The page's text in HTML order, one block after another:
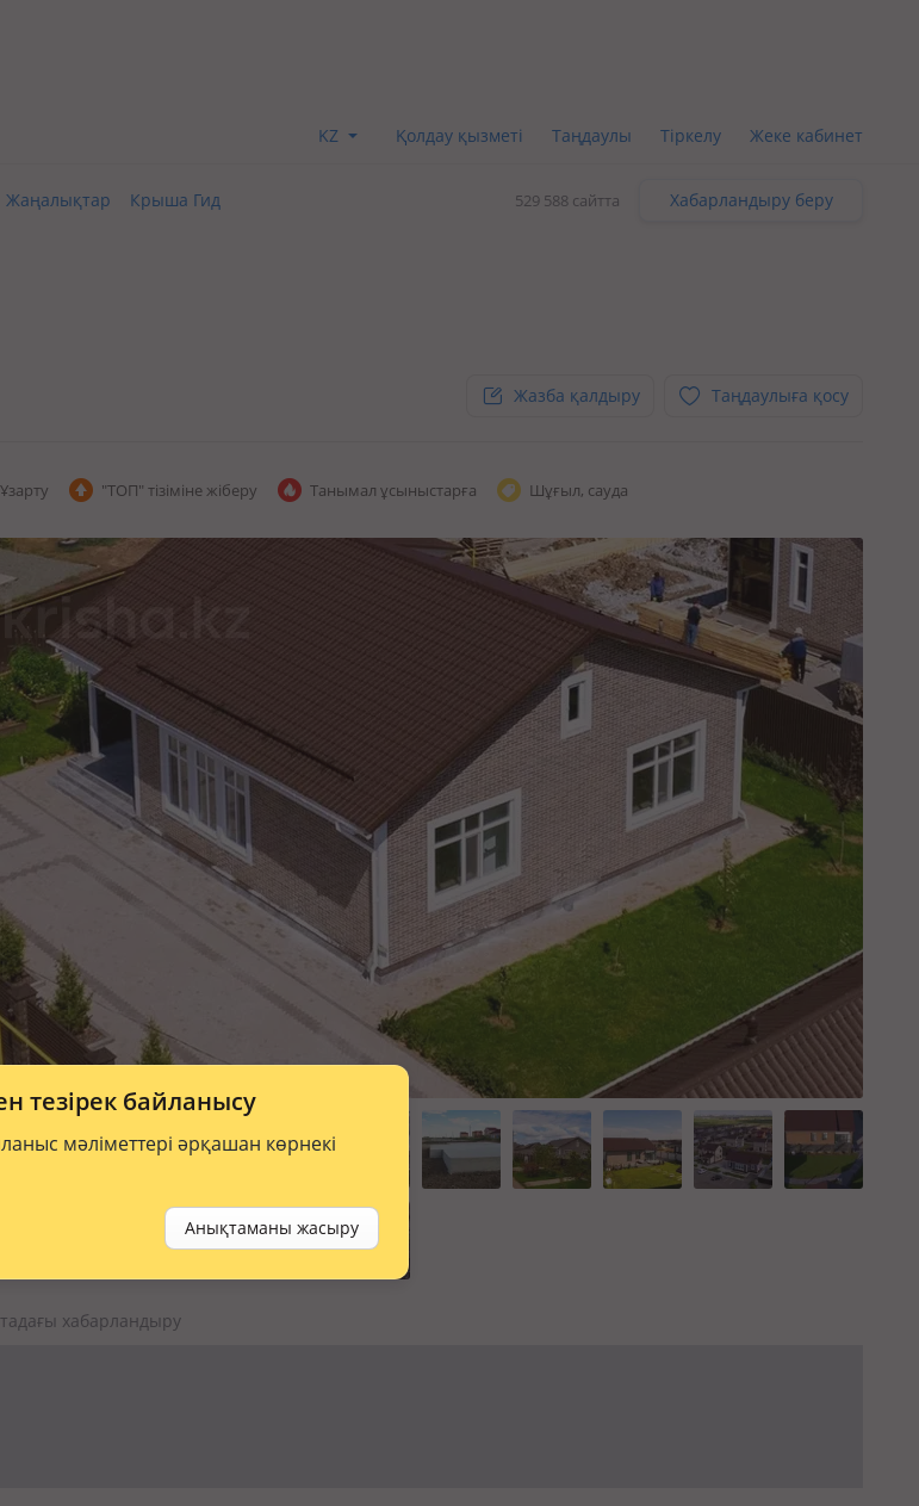
KZ Қолдау қызметі Таңдаулы Тіркелу Жеке кабинет
Жаңалықтар Крыша Гид 529 588 сайтта Хабарландыру беру
Жазба қалдыру Таңдаулыға қосу
тезірек байланысу
мәліметтері әрқашан көрнекі
Анықтаманы жасыру
Ұзарту "ТОП" тізіміне жіберу Танымал ұсыныстарға Шұғыл, сауда
хабарландыру